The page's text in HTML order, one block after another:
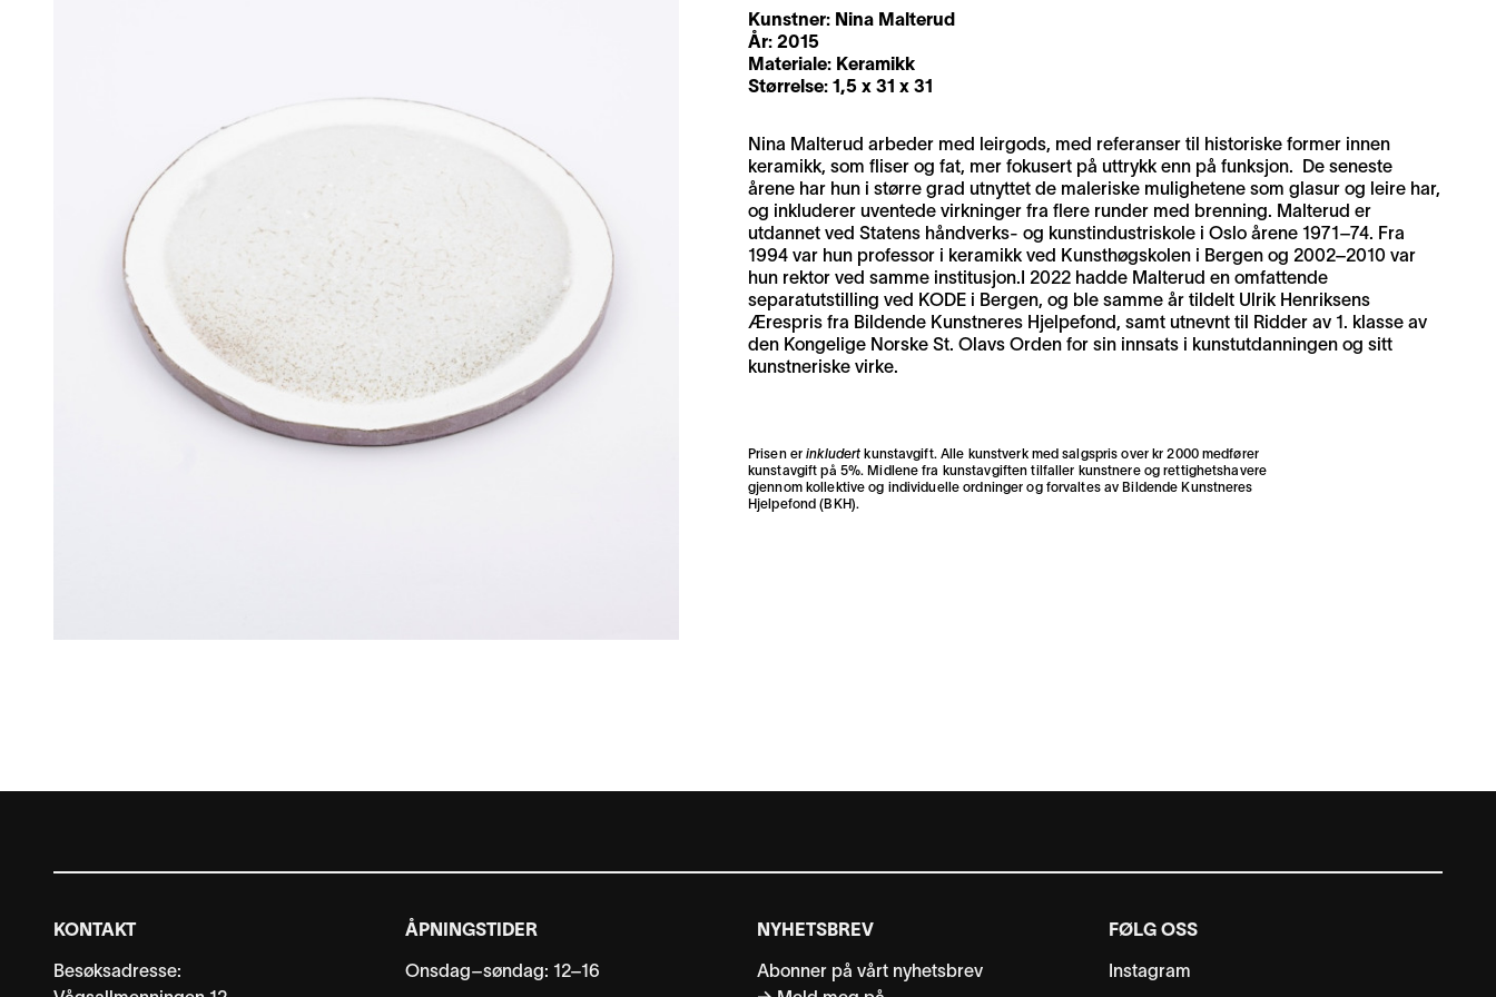
Kunstner: Nina Malterud
År: 2015
Materiale: Keramikk
Størrelse: 1,5 x 31 x 31
Nina Malterud arbeder med leirgods, med referanser til historiske former innen
keramikk, som fliser og fat, mer fokusert på uttrykk enn på funksjon. De seneste
årene har hun i større grad utnyttet de maleriske mulighetene som glasur og leire har,
og inkluderer uventede virkninger fra flere runder med brenning. Malterud er
utdannet ved Statens håndverks- og kunstindustriskole i Oslo årene 1971–74. Fra
1994 var hun professor i keramikk ved Kunsthøgskolen i Bergen og 2002–2010 var
hun rektor ved samme institusjon.I 2022 hadde Malterud en omfattende
separatutstilling ved KODE i Bergen, og ble samme år tildelt Ulrik Henriksens
Ærespris fra Bildende Kunstneres Hjelpefond, samt utnevnt til Ridder av 1. klasse av
den Kongelige Norske St. Olavs Orden for sin innsats i kunstutdanningen og sitt
kunstneriske virke.
Prisen erinkludert kunstavgift. Alle kunstverk med salgspris over kr 2000 medfører
kunstavgift på 5%. Midlene fra kunstavgiften tilfaller kunstnere og rettighetshavere
gjennom kollektive og individuelle ordninger og forvaltes av Bildende Kunstneres
Hjelpefond (BKH).
KONTAKT
Besøksadresse:
ÅPNINGSTIDER
Onsdag–søndag: 12–16
NYHETSBREV
Abonner på vårt nyhetsbrev
FØLG OSS
Instagram